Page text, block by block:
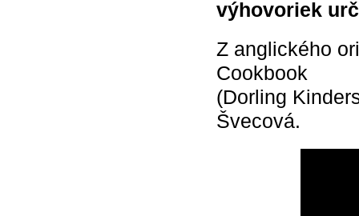
výhovoriek
Z anglického
Cookbook
(Dorling
Švecová.